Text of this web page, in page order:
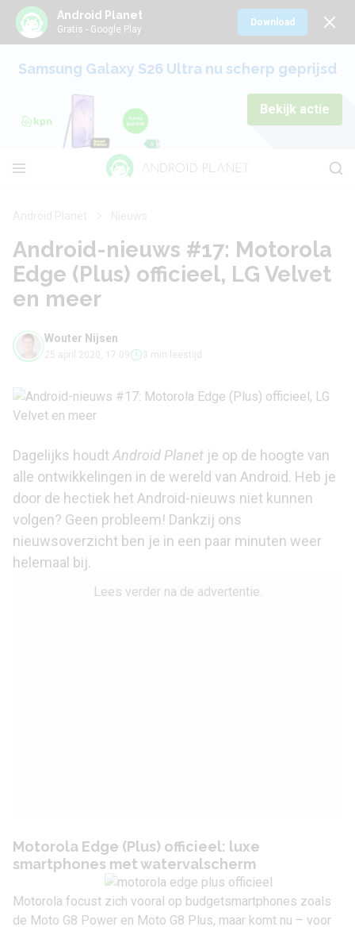
Android Planet
Gratis - Google Play
Download
Samsung Galaxy S26 Ultra nu scherp geprijsd
Bekijk actie
Android-nieuws #17: Motorola
Edge (Plus) officieel, LG Velvet
en meer
Wouter Nijsen
25 april 2020, 17:09 3 min leestijd
Dagelijks houdt Android Planet je op de hoogte van
alle ontwikkelingen in de wereld van Android. Heb je
door de hectiek het Android-nieuws niet kunnen
volgen? Geen probleem! Dankzij ons
nieuwsoverzicht ben je in een paar minuten weer
helemaal bij.
Lees verder na de advertentie.
Motorola Edge (Plus) officieel: luxe
smartphones met watervalscherm
Motorola focust zich vooral op budgetsmartphones zoals
de Moto G8 Power en Moto G8 Plus, maar komt nu – voor